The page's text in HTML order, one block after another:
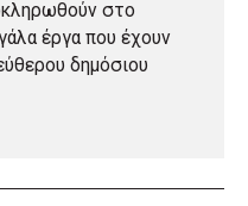
στο
έργα που έχουν
δημόσιου